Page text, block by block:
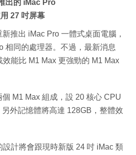
出的 iMac Pro
27 吋屏幕
推出 iMac Pro 一體式桌面電腦，
相同的處理器。不過，最新消息
能比 M1 Max 更強勁的 M1 Max
M1 Max 組成，設 20 核心 CPU
外記憶體將高達 128GB，整體效
計將會跟現時新版 24 吋 iMac 類